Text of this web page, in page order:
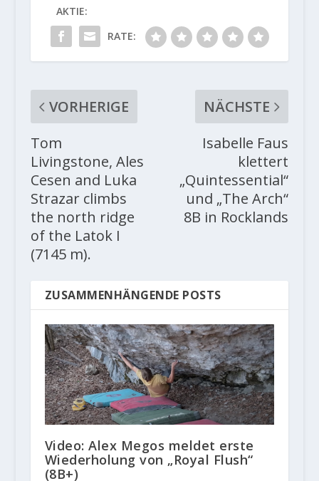
AKTIE:
RATE:
VORHERIGE
Tom
Livingstone, Ales
Cesen and Luka
Strazar climbs
the north ridge
of the Latok I
(7145 m).
NÄCHSTE
Isabelle Faus
klettert
„Quintessential“
und „The Arch“
8B in Rocklands
ZUSAMMENHÄNGENDE POSTS
Video: Alex Megos meldet erste
Wiederholung von „Royal Flush“
(8B+)